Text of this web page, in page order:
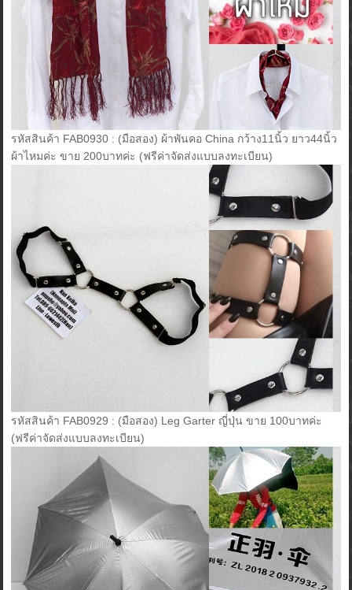
รหัสสินค้า FAB0930 : (มือสอง) ผ้าพันคอ China กว้าง11นิ้ว ยาว44นิ้ว
ผ้าไหมค่ะ ขาย 200บาทค่ะ (ฟรีค่าจัดส่งแบบลงทะเบียน)
รหัสสินค้า FAB0929 : (มือสอง) Leg Garter ญี่ปุ่น ขาย 100บาทค่ะ
(ฟรีค่าจัดส่งแบบลงทะเบียน)